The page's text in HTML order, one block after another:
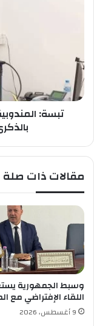
ا
ل
م
ن
ي
ا
ل
ح
ل
ي
ة
ل
س
ي
ط
تبسة:
مقالات ذات صلة
وسبط الجمهورية
اللقاء الإفتراضي مع
9 أغسطس، 2026